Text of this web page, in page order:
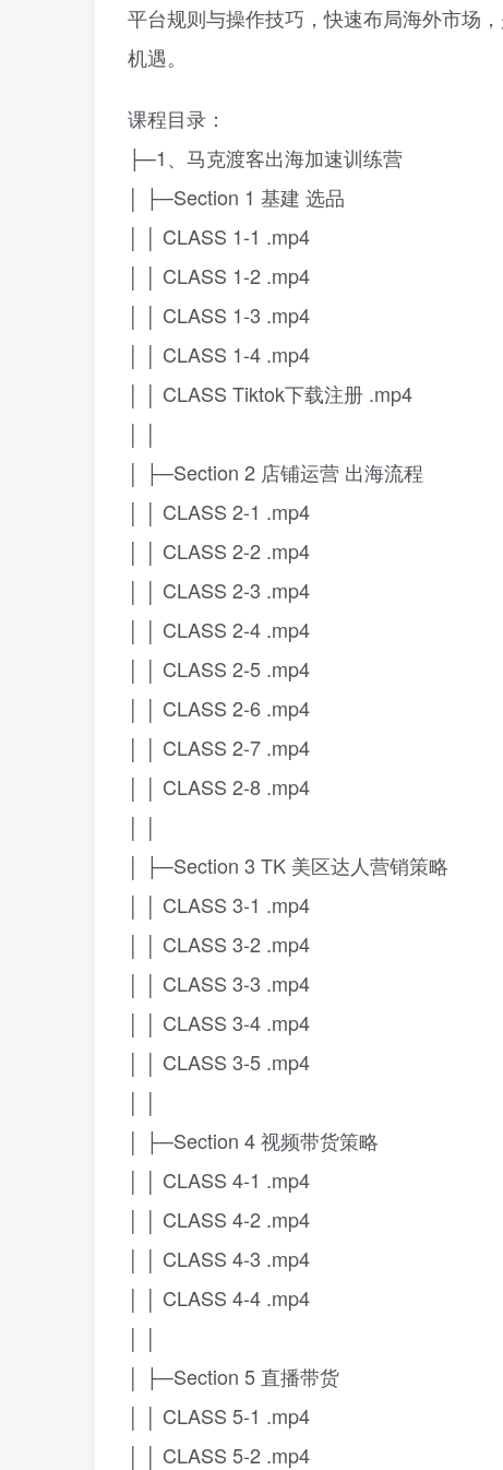
平台规则与操作技巧，快速布局海外市场
机遇。
课程目录：
├─1、马克渡客出海加速训练营
│ ├─Section 1 基建 选品
│ │ CLASS 1-1 .mp4
│ │ CLASS 1-2 .mp4
│ │ CLASS 1-3 .mp4
│ │ CLASS 1-4 .mp4
│ │ CLASS Tiktok下载注册 .mp4
│ │
│ ├─Section 2 店铺运营 出海流程
│ │ CLASS 2-1 .mp4
│ │ CLASS 2-2 .mp4
│ │ CLASS 2-3 .mp4
│ │ CLASS 2-4 .mp4
│ │ CLASS 2-5 .mp4
│ │ CLASS 2-6 .mp4
│ │ CLASS 2-7 .mp4
│ │ CLASS 2-8 .mp4
│ │
│ ├─Section 3 TK 美区达人营销策略
│ │ CLASS 3-1 .mp4
│ │ CLASS 3-2 .mp4
│ │ CLASS 3-3 .mp4
│ │ CLASS 3-4 .mp4
│ │ CLASS 3-5 .mp4
│ │
│ ├─Section 4 视频带货策略
│ │ CLASS 4-1 .mp4
│ │ CLASS 4-2 .mp4
│ │ CLASS 4-3 .mp4
│ │ CLASS 4-4 .mp4
│ │
│ ├─Section 5 直播带货
│ │ CLASS 5-1 .mp4
│ │ CLASS 5-2 .mp4